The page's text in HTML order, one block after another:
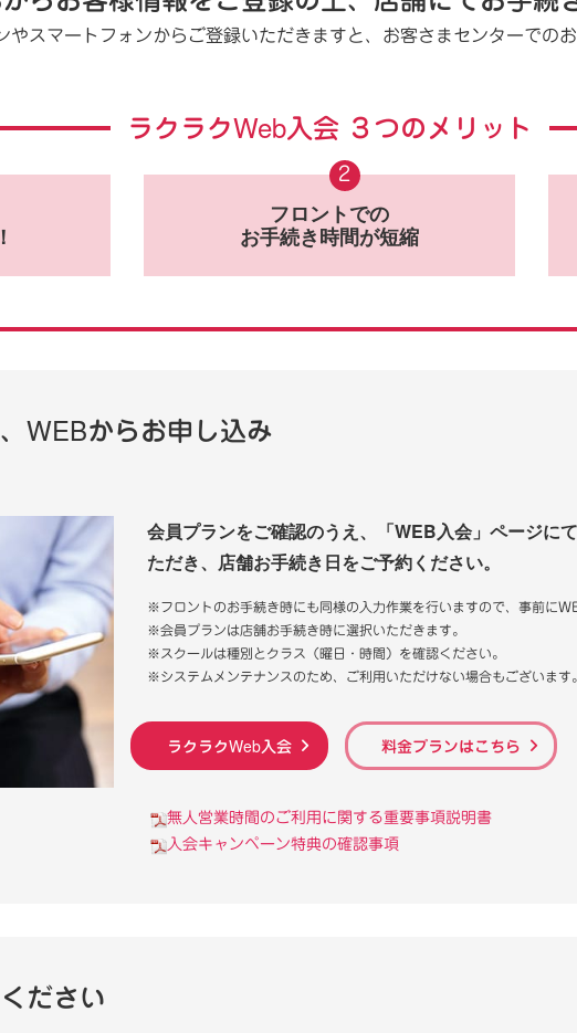
やスマートフォンからご登録いただきますと、お客さまセンターでの
ラクラクWeb入会 ３つのメリット
2
フロントでの
お手続き時間が短縮
WEBからお申し込み
会員プランをご確認のうえ、「WEB入会」ページに
ただき、店舗お手続き日をご予約ください。
※フロントのお手続き時にも同様の入力作業を行いますので、事前に
※会員プランは店舗お手続き時に選択いただきます。
※スクールは種別とクラス（曜日・時間）を確認ください。
※システムメンテナンスのため、ご利用いただけない場合もございます。
ラクラクWeb入会 料金プランはこちら
無人営業時間のご利用に関する重要事項説明書
入会キャンペーン特典の確認事項
ださい